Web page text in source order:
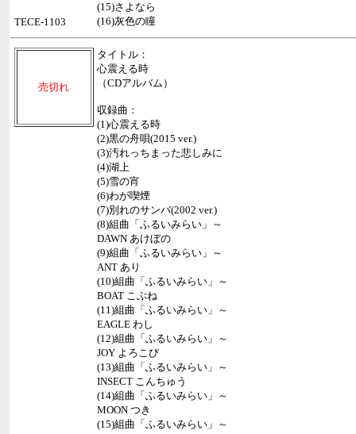
(15)さよなら
(16)灰色の瞳
TECE-1103
売切れ
タイトル：
心震える時
（CDアルバム）
収録曲：
(1)心震える時
(2)黒の舟唄(2015 ver.)
(3)汚れっちまった悲しみに
(4)湖上
(5)雪の宵
(6)わが喫煙
(7)別れのサンバ(2002 ver.)
(8)組曲「ふるいみらい」～
DAWN あけぼの
(9)組曲「ふるいみらい」～
ANT あり
(10)組曲「ふるいみらい」～
BOAT こぶね
(11)組曲「ふるいみらい」～
EAGLE わし
(12)組曲「ふるいみらい」～
JOY よろこび
(13)組曲「ふるいみらい」～
INSECT こんちゅう
(14)組曲「ふるいみらい」～
MOON つき
(15)組曲「ふるいみらい」～